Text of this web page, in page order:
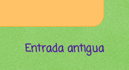
Entrada antigua